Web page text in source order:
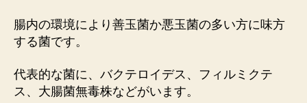
腸内の環境により善玉菌か悪玉菌の多い方に味方
する菌です。
代表的な菌に、バクテロイデス、フィルミクテ
ス、大腸菌無毒株などがいます。